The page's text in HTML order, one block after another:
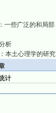
一些广泛的和局部
析
本土心理学的研究
计